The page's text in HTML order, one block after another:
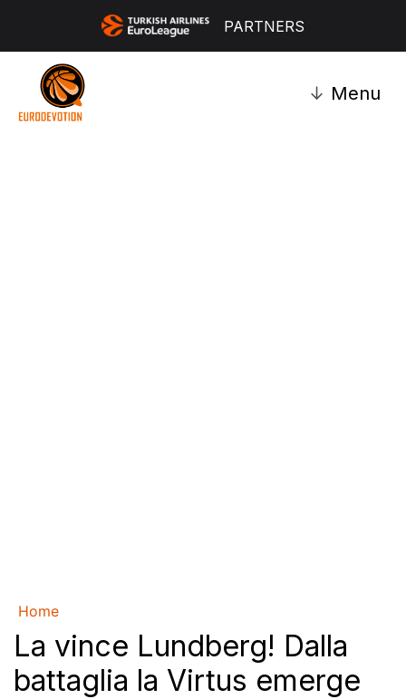
PARTNERS
↓ Menu
Home
La vince Lundberg! Dalla
battaglia la Virtus emerge